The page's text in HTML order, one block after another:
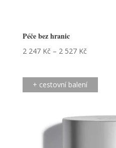
Péče bez hranic
2 247 Kč – 2 527 Kč
+ cestovní balení